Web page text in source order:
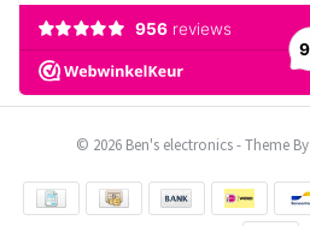
© 2026 Ben's electronics - Theme By